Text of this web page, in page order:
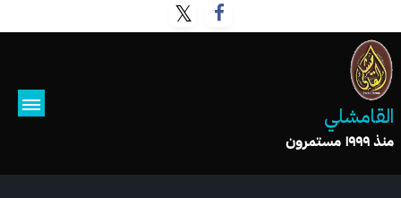
القامشلي
منذ ١٩٩٩ مستمرون